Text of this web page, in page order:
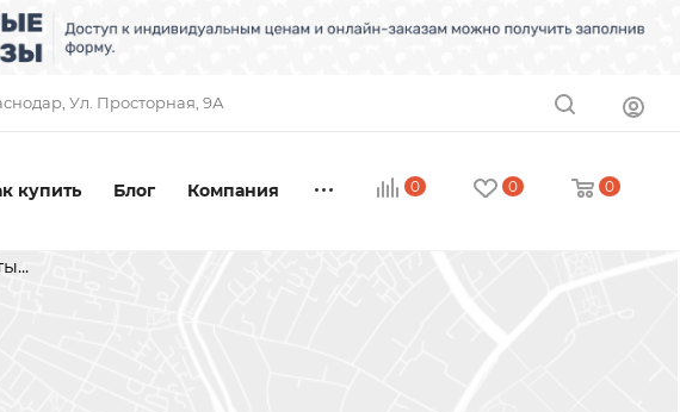
​Ул. Просторная, 9А
0 0 0
купить Блог Компания